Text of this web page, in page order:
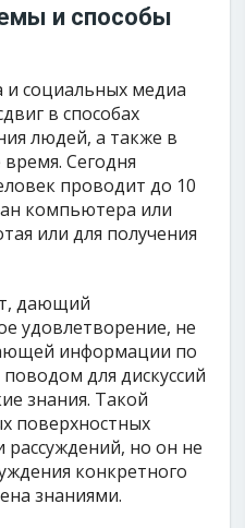
и способы
и социальных медиа
в способах
людей, а также в
Сегодня
проводит до 10
компьютера или
или для получения
дающий
удовлетворение, не
информации по
для дискуссий
знания. Такой
поверхностных
но он не
конкретного
знаниями.